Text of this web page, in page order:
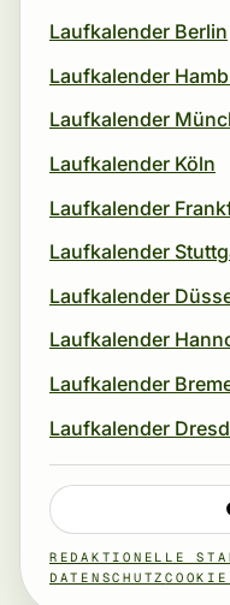
Laufkalender Berlin
Laufkalender
Laufkalender
Laufkalender Köln
Laufkalender
Laufkalender
Laufkalender
Laufkalender
Laufkalender
Laufkalender
REDAKTIONELLE
DATENSCHUTZ